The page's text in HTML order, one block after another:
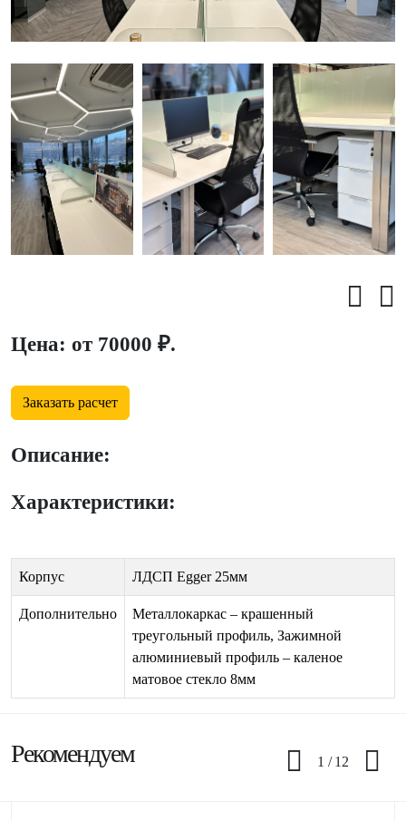
Цена: от 70000 ₽.
Заказать расчет
Описание:
Характеристики:
Корпус ЛДСП Egger 25мм
Дополнительно
Металлокаркас – крашенный
треугольный профиль, Зажимной
алюминиевый профиль – каленое
матовое стекло 8мм
Рекомендуем